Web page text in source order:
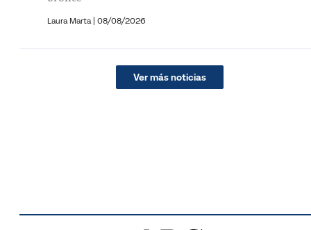
Laura Marta | 08/08/2026
Ver más noticias